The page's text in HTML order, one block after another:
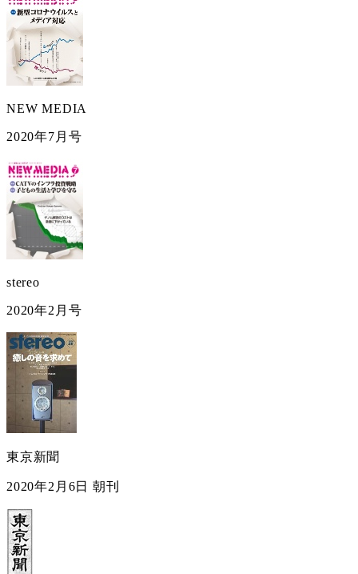
NEW MEDIA
2020年7月号
stereo
2020年2月号
東京新聞
2020年2月6日 朝刊